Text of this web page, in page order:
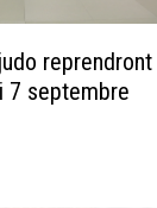
reprendront
7 septembre